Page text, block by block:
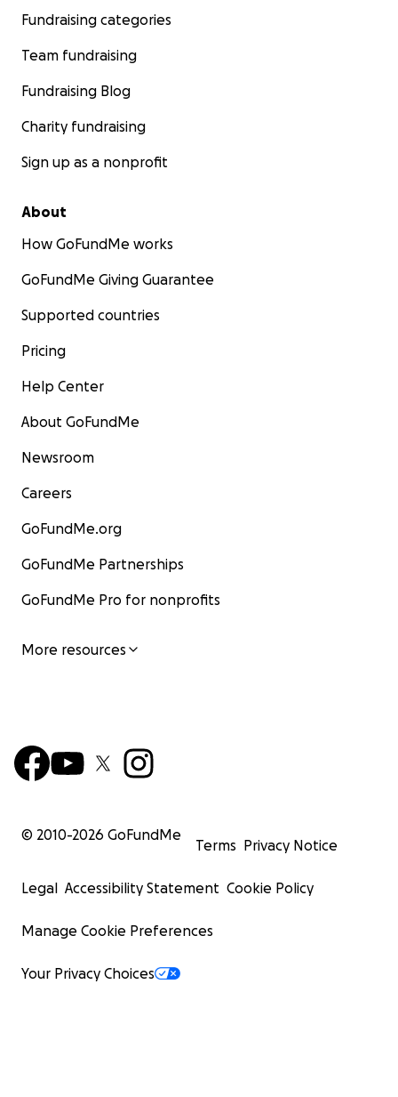
Fundraising categories
Team fundraising
Fundraising Blog
Charity fundraising
Sign up as a nonprofit
About
How GoFundMe works
GoFundMe Giving Guarantee
Supported countries
Pricing
Help Center
About GoFundMe
Newsroom
Careers
GoFundMe.org
GoFundMe Partnerships
GoFundMe Pro for nonprofits
More resources
© 2010-2026 GoFundMe
Terms Privacy Notice
Legal Accessibility Statement Cookie Policy
Manage Cookie Preferences
Your Privacy Choices